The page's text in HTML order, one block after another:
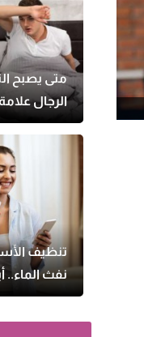
متى يصبح
الرجال
تنظيف
نفث
اللثة؟